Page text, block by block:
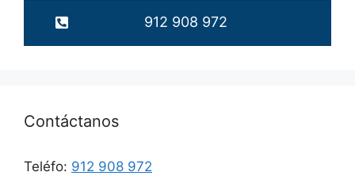
912 908 972
Contáctanos
Teléfo: 912 908 972